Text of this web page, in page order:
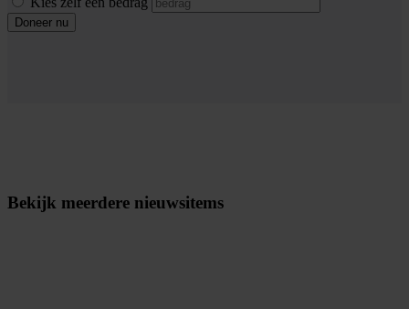
Doneer nu
Bekijk meerdere nieuwsitems